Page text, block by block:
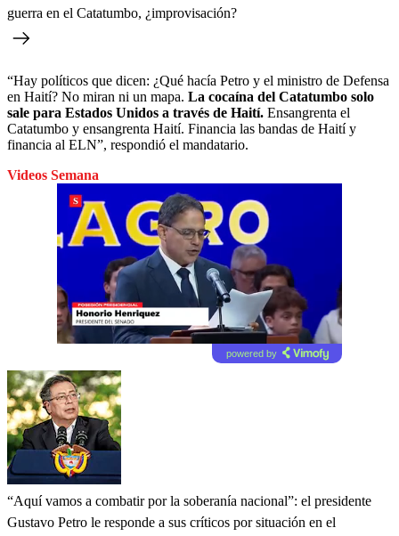
guerra en el Catatumbo, ¿improvisación?
“Hay políticos que dicen: ¿Qué hacía Petro y el ministro de Defensa
en Haití? No miran ni un mapa. La cocaína del Catatumbo solo
sale para Estados Unidos a través de Haití. Ensangrenta el
Catatumbo y ensangrenta Haití. Financia las bandas de Haití y
financia al ELN”, respondió el mandatario.
Videos Semana
powered by
“Aquí vamos a combatir por la soberanía nacional”: el presidente
Gustavo Petro le responde a sus críticos por situación en el